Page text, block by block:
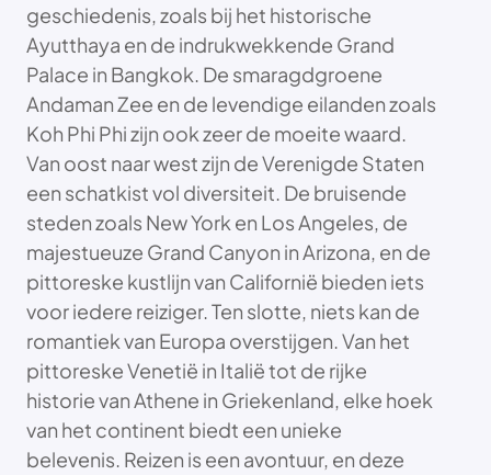
geschiedenis, zoals bij het historische
Ayutthaya en de indrukwekkende Grand
Palace in Bangkok. De smaragdgroene
Andaman Zee en de levendige eilanden zoals
Koh Phi Phi zijn ook zeer de moeite waard.
Van oost naar west zijn de Verenigde Staten
een schatkist vol diversiteit. De bruisende
steden zoals New York en Los Angeles, de
majestueuze Grand Canyon in Arizona, en de
pittoreske kustlijn van Californië bieden iets
voor iedere reiziger. Ten slotte, niets kan de
romantiek van Europa overstijgen. Van het
pittoreske Venetië in Italië tot de rijke
historie van Athene in Griekenland, elke hoek
van het continent biedt een unieke
belevenis. Reizen is een avontuur, en deze